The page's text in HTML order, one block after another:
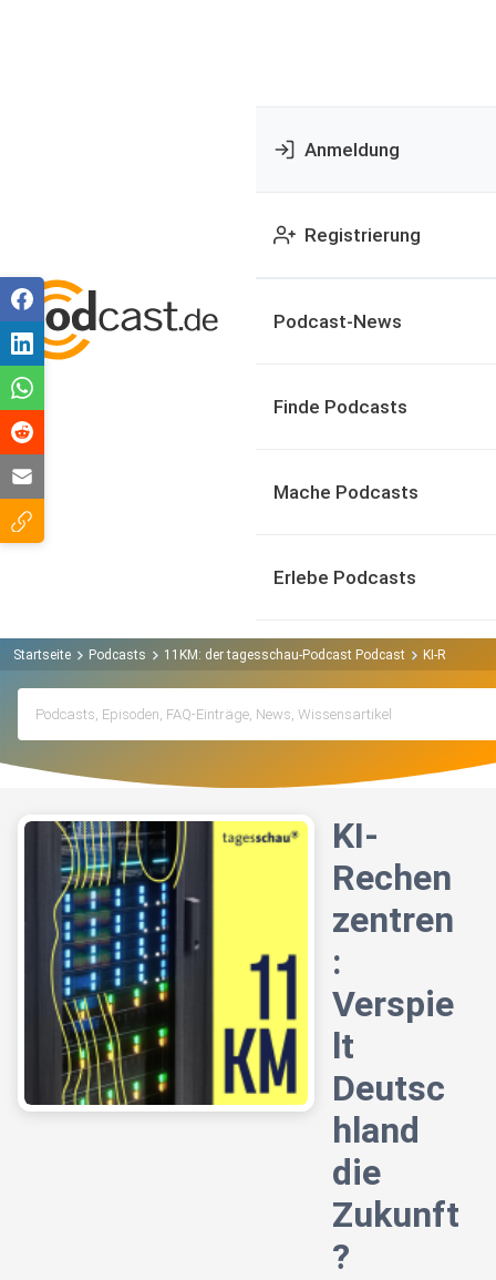
Anmeldung
Registrierung
Podcast-News
Finde Podcasts
Mache Podcasts
Erlebe Podcasts
Startseite Podcasts 11KM: der tagesschau-Podcast Podcast KI-
KI-
Rechen
zentren
:
Verspie
lt
Deutsc
hland
die
Zukunft
?